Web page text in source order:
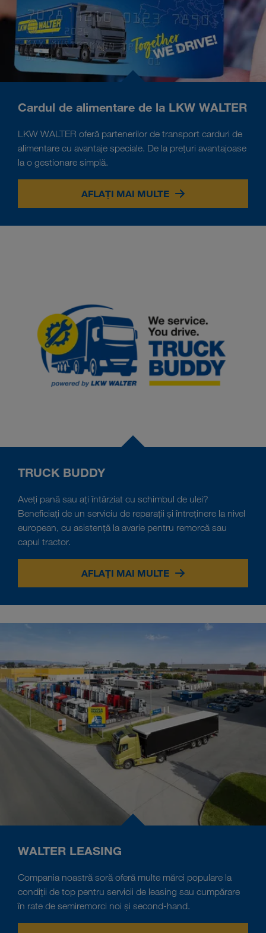
Cardul de alimentare de la LKW WALTER
LKW WALTER oferă partenerilor de transport carduri de
alimentare cu avantaje speciale. De la prețuri avantajoase
la o gestionare simplă.
AFLAȚI MAI MULTE
TRUCK BUDDY
Aveți pană sau ați întârziat cu schimbul de ulei?
Beneficiați de un serviciu de reparații și întreținere la nivel
european, cu asistență la avarie pentru remorcă sau
capul tractor.
AFLAȚI MAI MULTE
WALTER LEASING
Compania noastră soră oferă multe mărci populare la
condiții de top pentru servicii de leasing sau cumpărare
în rate de semiremorci noi și second-hand.